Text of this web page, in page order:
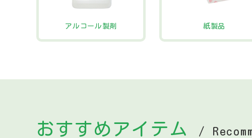
アルコール製剤 紙製品
おすすめアイテム /